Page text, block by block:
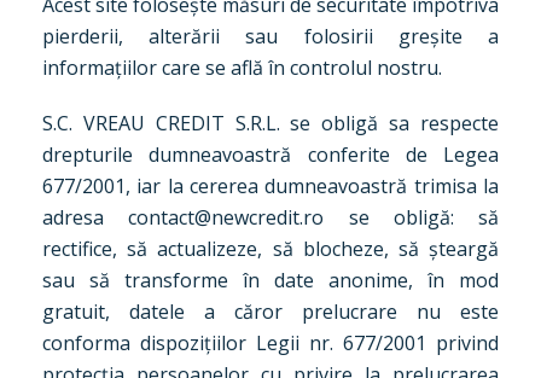
pierderii, alterării sau folosirii greșite a
informațiilor care se află în controlul nostru.
S.C. VREAU CREDIT S.R.L. se obligă sa respecte
drepturile dumneavoastră conferite de Legea
677/2001, iar la cererea dumneavoastră trimisa la
adresa contact@newcredit.ro se obligă: să
rectifice, să actualizeze, să blocheze, să șteargă
sau să transforme în date anonime, în mod
gratuit, datele a căror prelucrare nu este
conforma dispozițiilor Legii nr. 677/2001 privind